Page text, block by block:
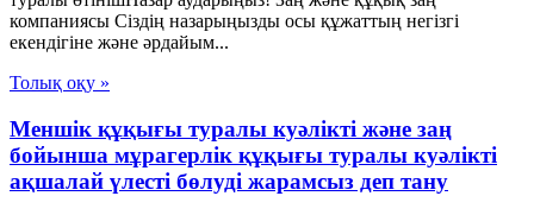
компаниясы Сіздің назарыңызды осы құжаттың негізгі
екендігіне және әрдайым...
Толық оқу »
Меншік құқығы туралы куәлікті және заң
бойынша мұрагерлік құқығы туралы куәлікті
ақшалай үлесті бөлуді жарамсыз деп тану